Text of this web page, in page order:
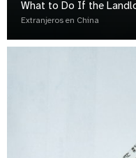
What to Do If the
Extranjeros en China